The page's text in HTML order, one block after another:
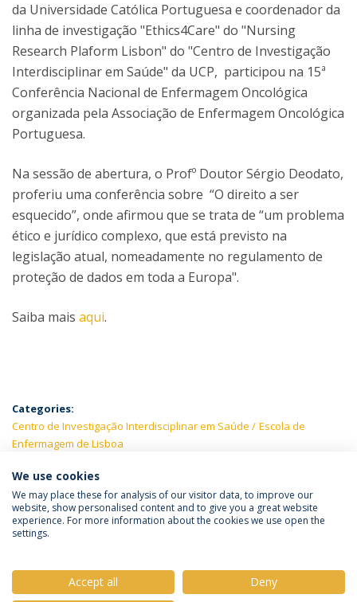
da Universidade Católica Portuguesa e coordenador da
linha de investigação "Ethics4Care" do "Nursing
Research Plaform Lisbon" do "Centro de Investigação
Interdisciplinar em Saúde" da UCP, participou na 15ª
Conferência Nacional de Enfermagem Oncológica
organizada pela Associação de Enfermagem Oncológica
Portuguesa.
Na sessão de abertura, o Profº Doutor Sérgio Deodato,
proferiu uma conferência sobre “O direito a ser
esquecido”, onde afirmou que se trata de “um problema
ético e jurídico complexo, que está previsto na
legislação atual, nomeadamente no regulamento de
proteção de dados em toda a Europa".
Saiba mais aqui.
Categories:
Centro de Investigação Interdisciplinar em Saúde
Escola de
Enfermagem de Lisboa
Política de Privacidade
Termos e Condições
We use cookies
We may place these for analysis of our visitor data, to improve our
website, show personalised content and to give you a great website
experience. For more information about the cookies we use open the
settings.
Accept all Deny